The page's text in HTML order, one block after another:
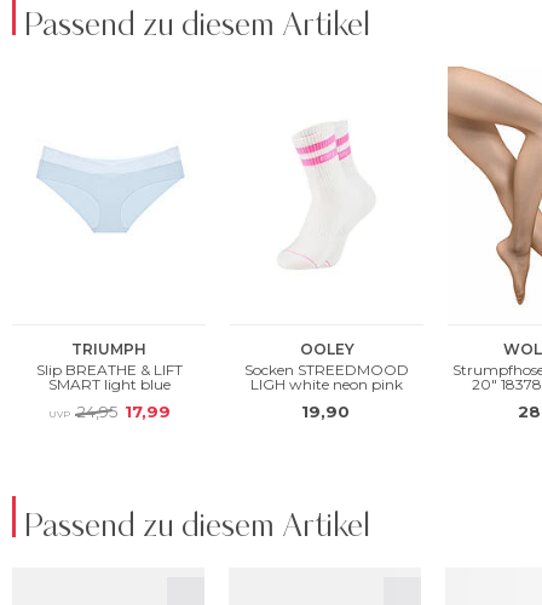
Passend zu diesem Artikel
Passend zu diesem Artikel